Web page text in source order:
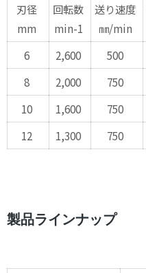
刃径
mm
回転数
min-1
送り速度
㎜/min
6 2,600 500
8
2,000 750
10
1,600 750
12
1,300 750
製品ラインナップ